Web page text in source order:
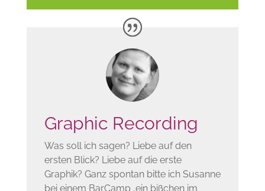
Graphic Recording
Was soll ich sagen? Liebe auf den
ersten Blick? Liebe auf die erste
Graphik? Ganz spontan bitte ich Susanne
bei einem BarCamp ‚ein bißchen im